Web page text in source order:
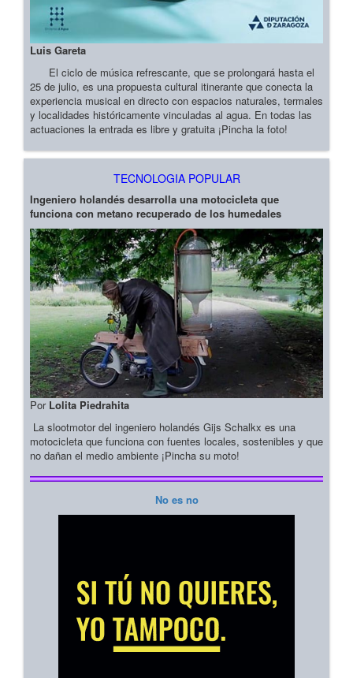
Luis Gareta
El ciclo de música refrescante, que se prolongará hasta el
25 de julio, es una propuesta cultural itinerante que conecta la
experiencia musical en directo con espacios naturales, termales
y localidades históricamente vinculadas al agua. En todas las
actuaciones la entrada es libre y gratuita ¡Pincha la foto!
TECNOLOGIA POPULAR
Ingeniero holandés desarrolla una motocicleta que
funciona con metano recuperado de los humedales
Por Lolita Piedrahita
La slootmotor del ingeniero holandés Gijs Schalkx es una
motocicleta que funciona con fuentes locales, sostenibles y que
no dañan el medio ambiente ¡Pincha su moto!
No es no